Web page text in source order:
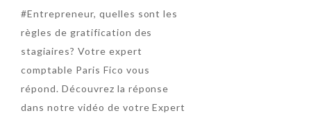
#Entrepreneur, quelles sont les
règles de gratification des
stagiaires? Votre expert
comptable Paris Fico vous
répond. Découvrez la réponse
dans notre vidéo de votre Expert